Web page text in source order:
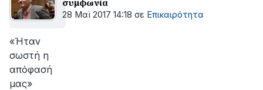
συμφωνία
28 Μαϊ 2017 14:18 σε Επικαιρότητα
«Ήταν
σωστή η
απόφασή
μας»